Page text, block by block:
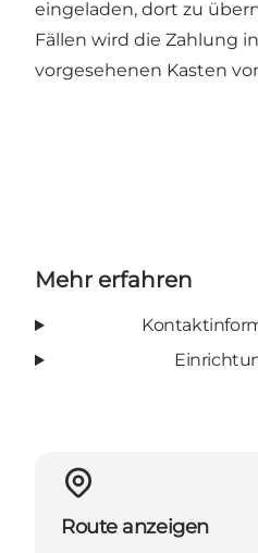
eingeladen, dort zu
Fällen wird die Zahlung
vorgesehenen Kasten
Mehr erfahren
Route anzeigen